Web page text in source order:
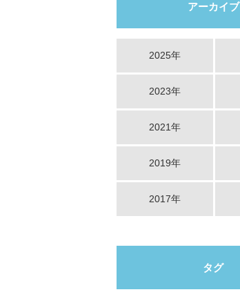
アーカイブ
2025年
2023年
2021年
2019年
2017年
タグ